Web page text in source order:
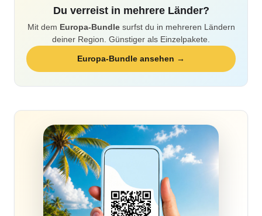
Du verreist in mehrere Länder?
Mit dem Europa-Bundlesurfst du in mehreren Ländern
deiner Region. Günstiger als Einzelpakete.
Europa-Bundle ansehen →